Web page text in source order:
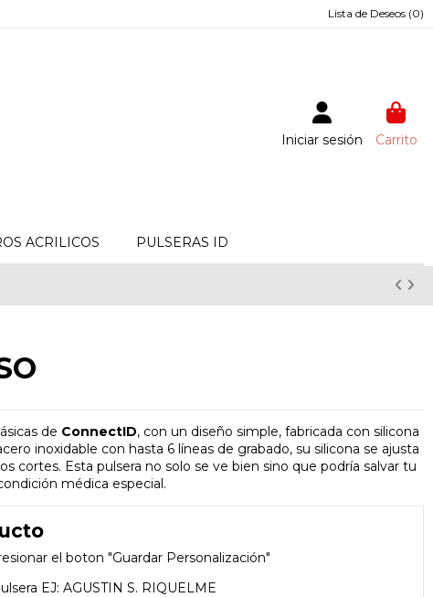
Lista de Deseos (0)
Iniciar sesión Carrito
ACRILICOS PULSERAS ID
de ConnectID, con un diseño simple, fabricada con silicona
inoxidable con hasta 6 líneas de grabado, su silicona se ajusta
cortes. Esta pulsera no solo se ve bien sino que podría salvar tu
médica especial.
el boton "Guardar Personalización"
EJ: AGUSTIN S. RIQUELME